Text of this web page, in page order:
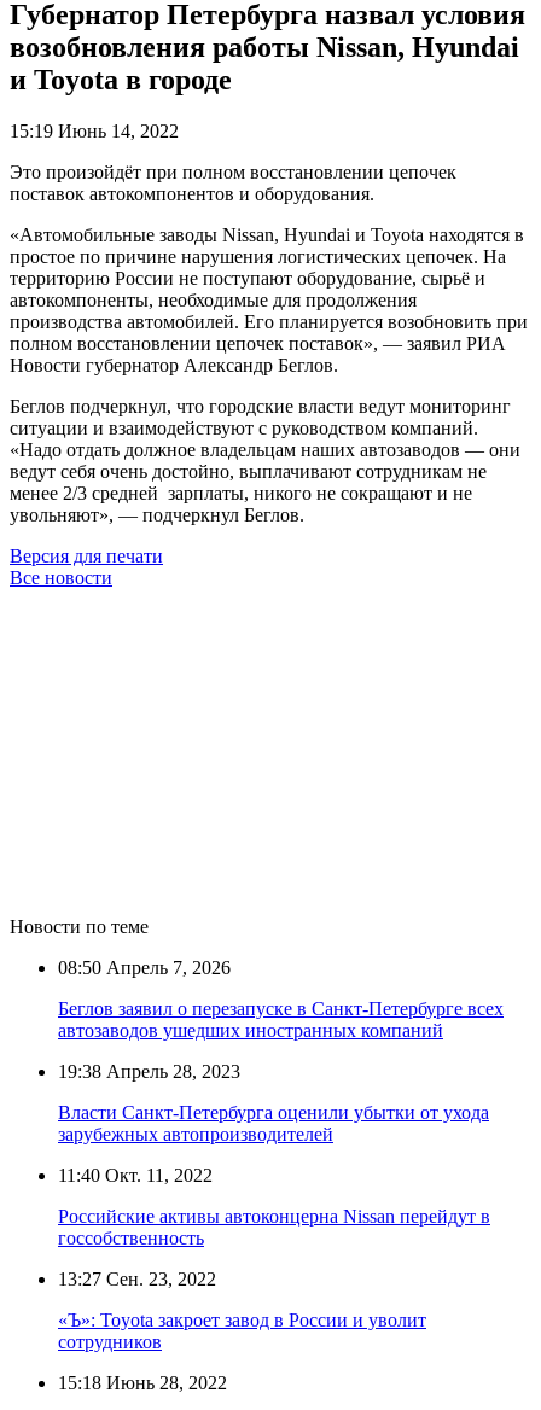
Губернатор Петербурга назвал условия
возобновления работы Nissan, Hyundai
и Toyota в городе
15:19 Июнь 14, 2022
Это произойдёт при полном восстановлении цепочек
поставок автокомпонентов и оборудования.
«Автомобильные заводы Nissan, Hyundai и Toyota находятся в
простое по причине нарушения логистических цепочек. На
территорию России не поступают оборудование, сырьё и
автокомпоненты, необходимые для продолжения
производства автомобилей. Его планируется возобновить при
полном восстановлении цепочек поставок», — заявил РИА
Новости губернатор Александр Беглов.
Беглов подчеркнул, что городские власти ведут мониторинг
ситуации и взаимодействуют с руководством компаний.
«Надо отдать должное владельцам наших автозаводов — они
ведут себя очень достойно, выплачивают сотрудникам не
менее 2/3 средней зарплаты, никого не сокращают и не
увольняют», — подчеркнул Беглов.
Версия для печати
Все новости
Новости по теме
08:50 Апрель 7, 2026
Беглов заявил о перезапуске в Санкт-Петербурге всех
автозаводов ушедших иностранных компаний
19:38 Апрель 28, 2023
Власти Санкт-Петербурга оценили убытки от ухода
зарубежных автопроизводителей
11:40 Окт. 11, 2022
Российские активы автоконцерна Nissan перейдут в
госсобственность
13:27 Сен. 23, 2022
«Ъ»: Toyota закроет завод в России и уволит
сотрудников
15:18 Июнь 28, 2022